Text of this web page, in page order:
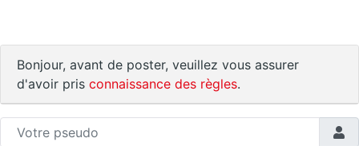
Bonjour, avant de poster, veuillez vous assurer
d'avoir pris connaissance des règles.